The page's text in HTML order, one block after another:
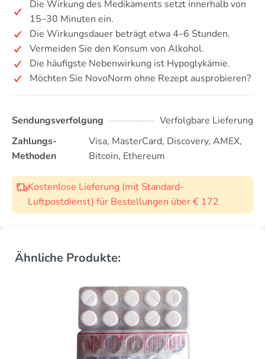
Die Wirkung des Medikaments setzt innerhalb von
15–30 Minuten ein.
Die Wirkungsdauer beträgt etwa 4–6 Stunden.
Vermeiden Sie den Konsum von Alkohol.
Die häufigste Nebenwirkung ist Hypoglykämie.
Möchten Sie NovoNorm ohne Rezept ausprobieren?
Sendungsverfolgung
Verfolgbare Lieferung
Zahlungs-
Methoden
Visa, MasterCard, Discovery, AMEX,
Bitcoin, Ethereum
Kostenlose Lieferung (mit Standard-
Luftpostdienst) für Bestellungen über € 172
Ähnliche Produkte: